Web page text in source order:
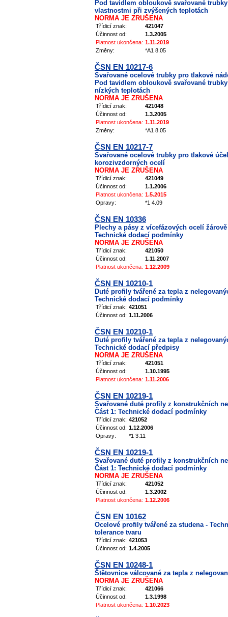
Pod tavidlem obloukově svařované
vlastnostmi při zvýšených teplotách
NORMA JE ZRUŠENA
Třídicí znak:
421047
Účinnost od:
1.3.2005
Platnost ukončena: 1.11.2019
Změny:
*A1 8.05
ČSN EN 10217-6
Svařované ocelové trubky pro tlakové
Pod tavidlem obloukově svařované
nízkých teplotách
NORMA JE ZRUŠENA
Třídicí znak:
421048
Účinnost od:
1.3.2005
Platnost ukončena: 1.11.2019
Změny:
*A1 8.05
ČSN EN 10217-7
Svařované ocelové trubky pro tlakové
korozivzdorných ocelí
NORMA JE ZRUŠENA
Třídicí znak:
421049
Účinnost od:
1.1.2006
Platnost ukončena: 1.5.2015
Opravy:
*1 4.09
ČSN EN 10336
Plechy a pásy z vícefázových ocelí
Technické dodací podmínky
NORMA JE ZRUŠENA
Třídicí znak:
421050
Účinnost od:
1.11.2007
Platnost ukončena: 1.12.2009
ČSN EN 10210-1
Duté profily tvářené za tepla z
Technické dodací podmínky
Třídicí znak: 421051
Účinnost od: 1.11.2006
ČSN EN 10210-1
Duté profily tvářené za tepla z
Technické dodací předpisy
NORMA JE ZRUŠENA
Třídicí znak:
421051
Účinnost od:
1.10.1995
Platnost ukončena: 1.11.2006
ČSN EN 10219-1
Svařované duté profily z konstrukčních
Část 1: Technické dodací podmínky
Třídicí znak: 421052
Účinnost od: 1.12.2006
Opravy:
*1 3.11
ČSN EN 10219-1
Svařované duté profily z konstrukčních
Část 1: Technické dodací podmínky
NORMA JE ZRUŠENA
Třídicí znak:
421052
Účinnost od:
1.3.2002
Platnost ukončena: 1.12.2006
ČSN EN 10162
Ocelové profily tvářené za studena -
tolerance tvaru
Třídicí znak: 421053
Účinnost od: 1.4.2005
ČSN EN 10248-1
Štětovnice válcované za tepla z
NORMA JE ZRUŠENA
Třídicí znak:
421066
Účinnost od:
1.3.1998
Platnost ukončena: 1.10.2023